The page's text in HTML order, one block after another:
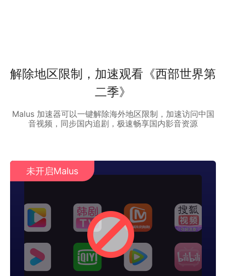
解除地区限制，加速观看《西部世界第
二季》
Malus 加速器可以一键解除海外地区限制，加速访问中国
音视频，同步国内追剧，极速畅享国内影音资源
未开启Malus